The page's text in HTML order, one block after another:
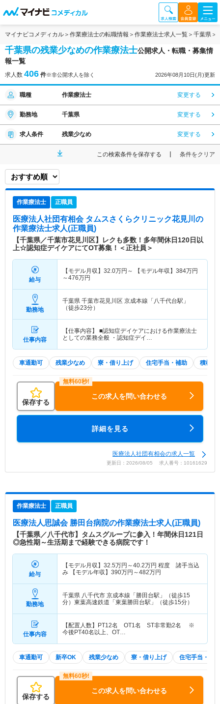
マイナビコメディカル 作業療法士の転職情報 作業療法士求人一覧 千葉県
千葉県の残業少なめの作業療法士公開求人・転職・募集情
報一覧
求人数 406 件※非公開求人を除く 2026年08月10日(月)更新
職種 作業療法士 変更する
勤務地 千葉県 変更する
求人条件 残業少なめ 変更する
この検索条件を保存する 条件をクリア
作業療法士 正職員
医療法人社団有相会 タムスさくらクリニック花見川 の
作業療法士求人(正職員)
【千葉県／千葉市花見川区】レクも多数！多年間休日120日以
上☆認知症デイケアにてOT募集！＜正社員＞
給与
【モデル月収】 32.0万円～ 【モデル年収】 384万円
～476万円
勤務地
千葉県 千葉市花見川区 京成本線「八千代台駅」
（徒歩23分）
仕事内容
【仕事内容】 ■認知症デイケアにおける作業療法士
としての業務全般 ・認知症デイ…
車通勤可 残業少なめ 寮・借り上げ 住宅手当・補助 積極採
保存する
この求人を問い合わせる
詳細を見る
医療法人社団有相会の求人一覧
更新日：2026/08/05 求人番号：10161629
作業療法士 正職員
医療法人思誠会 勝田台病院の作業療法士求人(正職員)
【千葉県／八千代市】タムスグループに参入！年間休日121日
◎急性期～生活期まで経験できる病院です！
給与
【モデル月収】 32.5万円～40.2万円 程度 諸手当込
み 【モデル年収】 390万円～482万円
勤務地
千葉県 八千代市 京成本線「勝田台駅」（徒歩15
分）東葉高速鉄道「東葉勝田台駅」（徒歩15分）
仕事内容
【配置人数】PT12名 OT1名 ST非常勤2名 ※
今後PT40名以上、OT…
車通勤可 新卒OK 残業少なめ 寮・借り上げ 住宅手当・補助
保存する
この求人を問い合わせる